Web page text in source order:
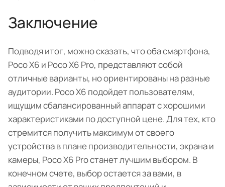
Заключение
Подводя итог, можно сказать, что оба смартфона,
Poco X6 и Poco X6 Pro, представляют собой
отличные варианты, но ориентированы на разные
аудитории. Poco X6 подойдет пользователям,
ищущим сбалансированный аппарат с хорошими
характеристиками по доступной цене. Для тех, кто
стремится получить максимум от своего
устройства в плане производительности, экрана и
камеры, Poco X6 Pro станет лучшим выбором. В
конечном счете, выбор остается за вами, в